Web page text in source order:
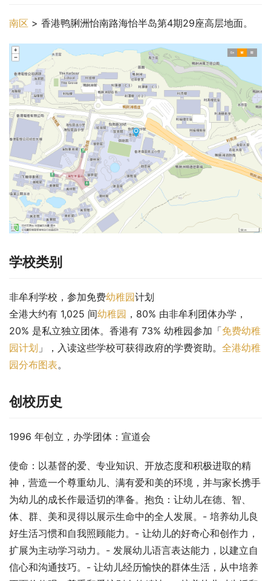
南区 > 香港鸭脷洲怡南路海怡半岛第4期29座高层地面。
学校类别
非牟利学校，参加免费幼稚园计划
全港大约有 1,025 间幼稚园 ，80% 由非牟利团体办学，
20% 是私立独立团体。香港有 73% 幼稚园参加「免费幼稚
园计划 」，入读这些学校可获得政府的学费资助。 全港幼稚
园分布图表。
创校历史
1996 年创立，办学团体：宣道会
使命：以基督的爱、专业知识、开放态度和积极进取的精
神，营造一个尊重幼儿、满有爱和美的环境，并与家长携手
为幼儿的成长作最适切的準备。抱负：让幼儿在德、智、
体、群、美和灵得以展示生命中的全人发展。- 培养幼儿良
好生活习惯和自我照顾能力。- 让幼儿的好奇心和创作力，
扩展为主动学习动力。- 发展幼儿语言表达能力，以建立自
信心和沟通技巧。- 让幼儿经历愉快的群体生活，从中培养